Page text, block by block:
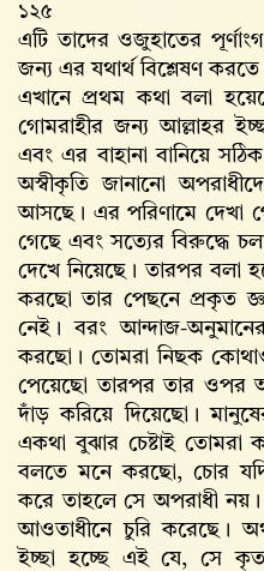
১২৫
এটি তাদের ওজুহাতের
জন্য এর যথার্থ বিশ্লেষণ করতে
এখানে প্রথম কথা বলা
গোমরাহীর জন্য আল্লাহর
এবং এর বাহানা বানিয়ে
অস্বীকৃতি জানানো
আসছে। এর পরিণামে দেখা
গেছে এবং সত্যের বিরুদ্ধে
দেখে নিয়েছে। তারপর বলা
করছো তার পেছনে প্রকৃত
নেই। বরং আন্দাজ-
করছো। তোমরা নিছক
পেয়েছো তারপর তার ওপর
দাঁড় করিয়ে দিয়েছো।
একথা বুঝার চেষ্টাই তোমরা
বলতে মনে করছো, চোর যদি
করে তাহলে সে অপরাধী
আওতাধীনে চুরি করেছে।
ইচ্ছা হচ্ছে এই যে, সে